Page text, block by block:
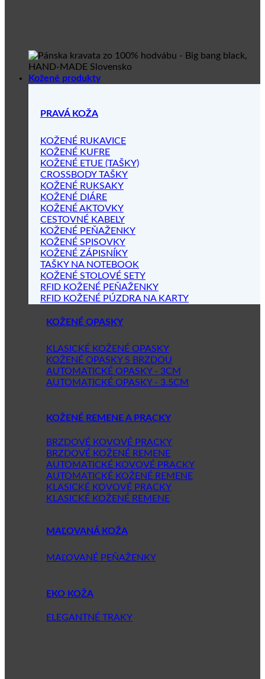
Kožené produkty
PRAVÁ KOŽA
KOŽENÉ RUKAVICE
KOŽENÉ KUFRE
KOŽENÉ ETUE (TAŠKY)
CROSSBODY TAŠKY
KOŽENÉ RUKSAKY
KOŽENÉ DIÁRE
KOŽENÉ AKTOVKY
CESTOVNÉ KABELY
KOŽENÉ PEŇAŽENKY
KOŽENÉ SPISOVKY
KOŽENÉ ZÁPISNÍKY
TAŠKY NA NOTEBOOK
KOŽENÉ STOLOVÉ SETY
RFID KOŽENÉ PEŇAŽENKY
RFID KOŽENÉ PÚZDRA NA KARTY
KOŽENÉ OPASKY
KLASICKÉ KOŽENÉ OPASKY
KOŽENÉ OPASKY S BRZDOU
AUTOMATICKÉ OPASKY - 3CM
AUTOMATICKÉ OPASKY - 3.5CM
KOŽENÉ REMENE A PRACKY
BRZDOVÉ KOVOVÉ PRACKY
BRZDOVÉ KOŽENÉ REMENE
AUTOMATICKÉ KOVOVÉ PRACKY
AUTOMATICKÉ KOŽENÉ REMENE
KLASICKÉ KOVOVÉ PRACKY
KLASICKÉ KOŽENÉ REMENE
MAĽOVANÁ KOŽA
MAĽOVANÉ PEŇAŽENKY
EKO KOŽA
ELEGANTNÉ TRAKY